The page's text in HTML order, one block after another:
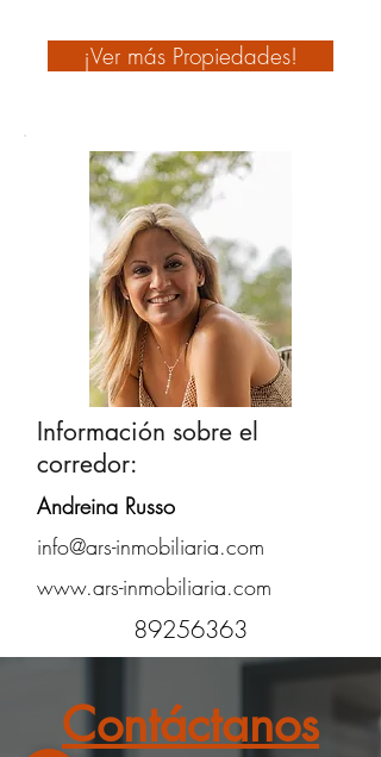
¡Ver más Propiedades!
Información sobre el
corredor:
Andreina Russo
info@ars-inmobiliaria.com
www.ars-inmobiliaria.com
89256363
Contáctanos